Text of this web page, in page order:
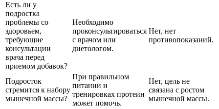
Есть ли у
подростка
проблемы со
здоровьем,
требующие
консультации
врача перед
приемом добавок?
Необходимо
проконсультироваться
с врачом или
диетологом.
Нет, нет
противопоказаний.
Подросток
стремится к набору
мышечной массы?
При правильном
питании и
тренировках протеин
может помочь.
Нет, цель не
связана с ростом
мышечной массы.